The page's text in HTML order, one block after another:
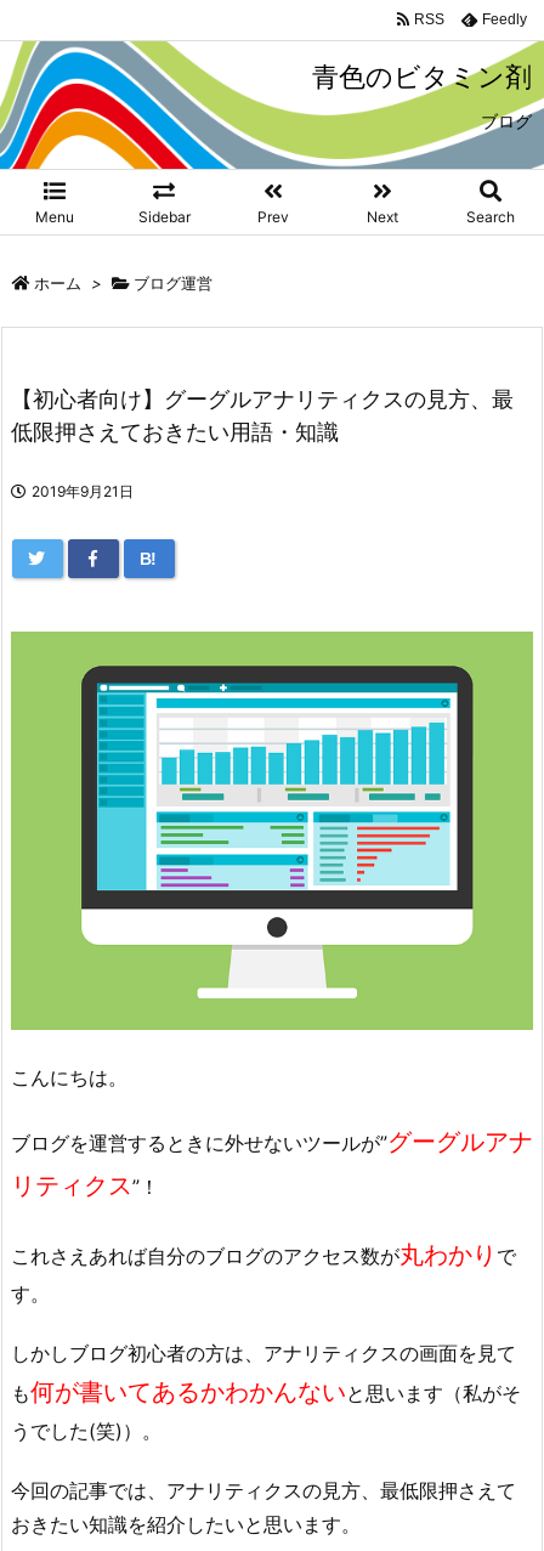
青色のビタミン剤
ブログ
Menu Sidebar Prev Next Search
RSS Feedly
ホーム > ブログ運営
【初心者向け】グーグルアナリティクスの見方、最
低限押さえておきたい用語・知識
2019年9月21日
B!
こんにちは。
ブログを運営するときに外せないツールが”グーグルアナ
リティクス”！
これさえあれば自分のブログのアクセス数が丸わかり で
す。
しかしブログ初心者の方は、アナリティクスの画面を見て
も何が書いてあるかわかんないと思います（私がそ
うでした(笑)）。
今回の記事では、アナリティクスの見方、最低限押さえて
おきたい知識を紹介したいと思います。